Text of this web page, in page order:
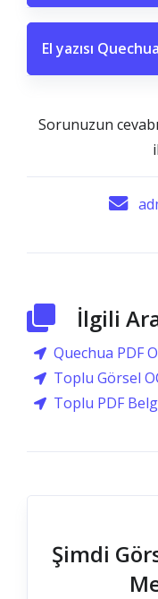
El yazısı
Sorunuzun
İlgili
Quechua PDF
Toplu Görsel
Toplu PDF
Şimdi